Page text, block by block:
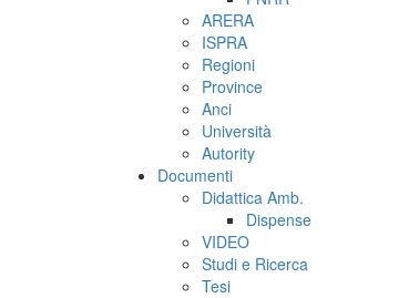
ARERA
ISPRA
Regioni
Province
Anci
Università
Autority
Documenti
Didattica Amb.
Dispense
VIDEO
Studi e Ricerca
Tesi